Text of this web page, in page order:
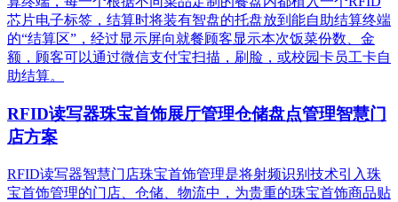
芯片电子标签，结算时将装有智盘的托盘放到能自助结算终端
的“结算区”，经过显示屏向就餐顾客显示本次饭菜份数、金
额，顾客可以通过微信支付宝扫描，刷脸，或校园卡员工卡自
助结算。
RFID读写器珠宝首饰展厅管理仓储盘点管理智慧门
店方案
RFID读写器智慧门店珠宝首饰管理是将射频识别技术引入珠
宝首饰管理的门店、仓储、物流中，为贵重的珠宝首饰商品贴